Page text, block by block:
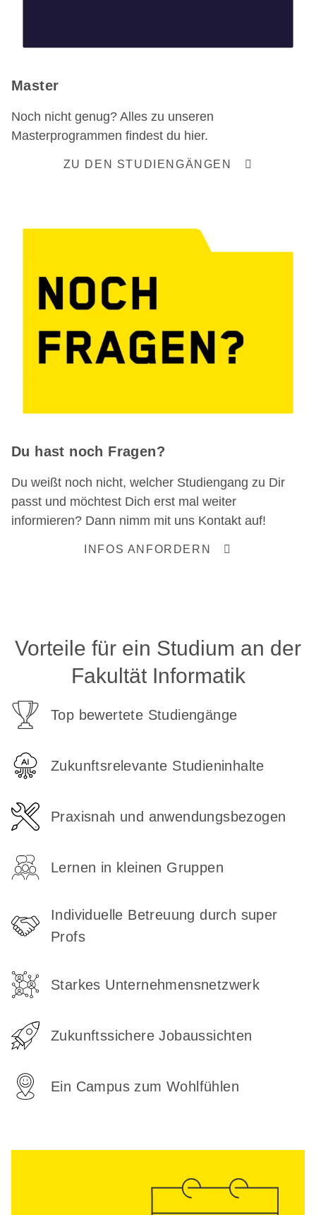
Master
Noch nicht genug? Alles zu unseren
Masterprogrammen findest du hier.
ZU DEN STUDIENGÄNGEN
Du hast noch Fragen?
Du weißt noch nicht, welcher Studiengang zu Dir
passt und möchtest Dich erst mal weiter
informieren? Dann nimm mit uns Kontakt auf!
INFOS ANFORDERN
Vorteile für ein Studium an der
Fakultät Informatik
Top bewertete Studiengänge
Zukunftsrelevante Studieninhalte
Praxisnah und anwendungsbezogen
Lernen in kleinen Gruppen
Individuelle Betreuung durch super
Profs
Starkes Unternehmensnetzwerk
Zukunftssichere Jobaussichten
Ein Campus zum Wohlfühlen